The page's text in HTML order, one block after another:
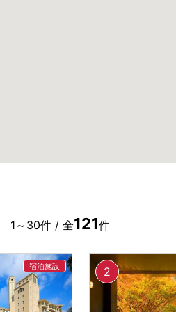
1～30件 / 全121件